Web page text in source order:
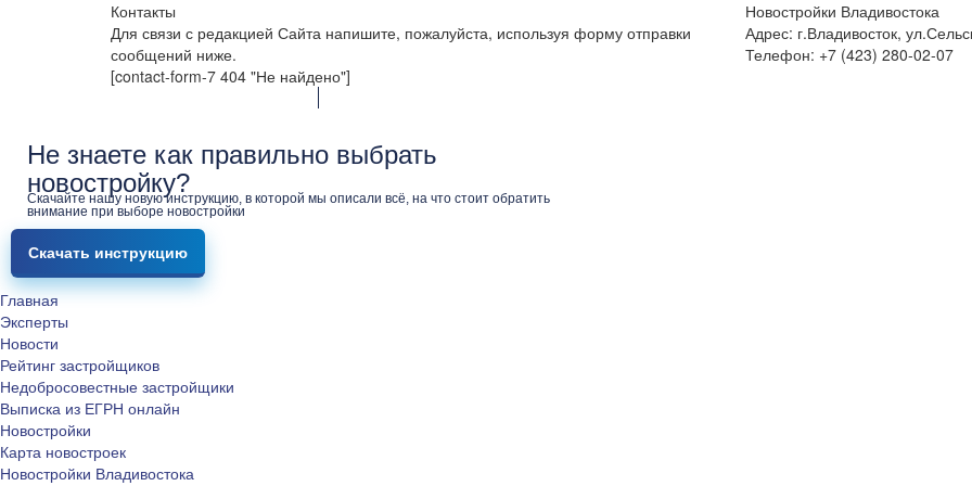
Контакты
Для связи с редакцией Сайта напишите, пожалуйста, используя форму отправки
сообщений ниже.
[contact-form-7 404 "Не найдено"]
Новостройки Владивостока
Адрес: г.Владивосток,
Телефон: +7 (423) 280-02-07
Не знаете как правильно выбрать
новостройку?
Скачайте нашу новую инструкцию, в которой мы описали всё, на что стоит обратить
внимание при выборе новостройки
Скачать инструкцию
Главная
Эксперты
Новости
Рейтинг застройщиков
Недобросовестные застройщики
Выписка из ЕГРН онлайн
Новостройки
Карта новостроек
Новостройки Владивостока